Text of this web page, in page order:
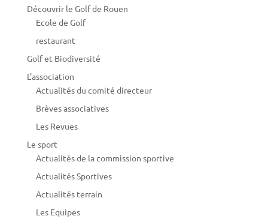
Découvrir le Golf de Rouen
Ecole de Golf
restaurant
Golf et Biodiversité
L'association
Actualités du comité directeur
Brèves associatives
Les Revues
Le sport
Actualités de la commission sportive
Actualités Sportives
Actualités terrain
Les Equipes